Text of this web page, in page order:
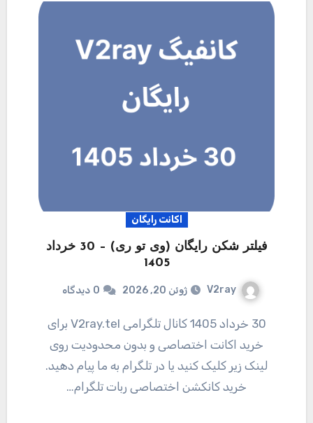
اکانت رایگان
فیلتر شکن رایگان (وی تو ری) – 30 خرداد
1405
V2ray ژوئن 20, 2026 0 دیدگاه
30 خرداد 1405 کانال تلگرامی V2ray.tel برای
خرید اکانت اختصاصی و بدون محدودیت روی
لینک زیر کلیک کنید یا در تلگرام به ما پیام دهید.
خرید کانکشن اختصاصی ربات تلگرام…